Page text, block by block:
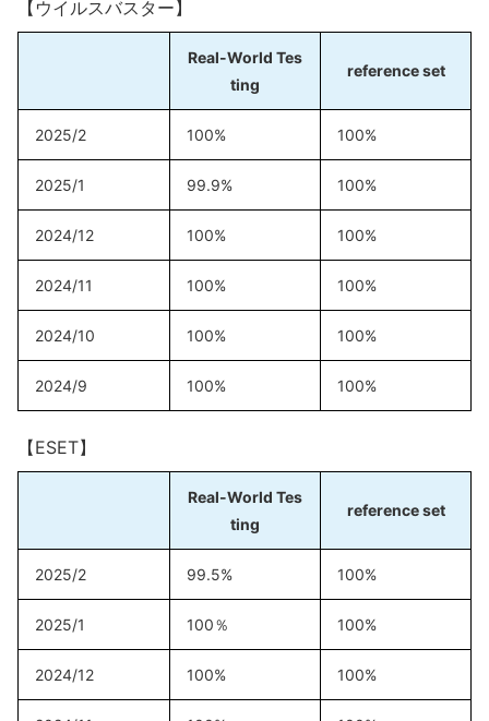
【ウイルスバスター】
Real-World Tes
ting
reference set
2025/2 100% 100%
2025/1 99.9% 100%
2024/12 100% 100%
2024/11 100% 100%
2024/10 100% 100%
2024/9 100% 100%
【ESET】
Real-World Tes
ting
reference set
2025/2 99.5% 100%
2025/1 100％ 100%
2024/12 100% 100%